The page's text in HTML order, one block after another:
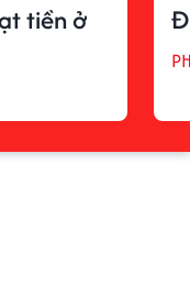
tiền ở